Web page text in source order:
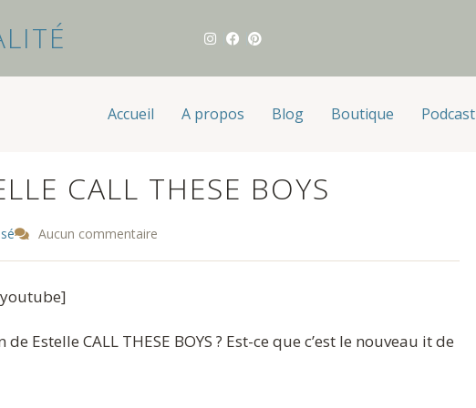
Accueil A propos Blog Boutique Podcast
CALL THESE BOYS
Aucun commentaire
Estelle CALL THESE BOYS ? Est-ce que c’est le nouveau it de